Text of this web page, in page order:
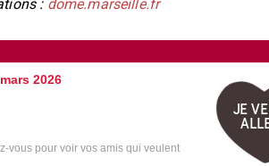
: dome.marseille.fr
2026
vous pour voir vos amis qui veulent
JE